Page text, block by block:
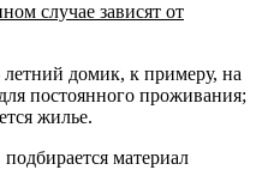
случае зависят от
летний домик, к примеру, на
постоянного проживания;
жилье.
материал